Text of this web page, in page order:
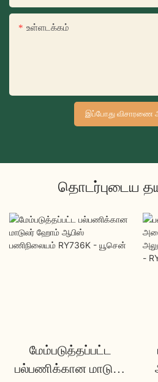
உள்ளடக்கம்
இப்போது விசாரணை
தொடர்புடைய
மேம்படுத்தப்பட்ட
பல்பணிக்கான மாடுலர்